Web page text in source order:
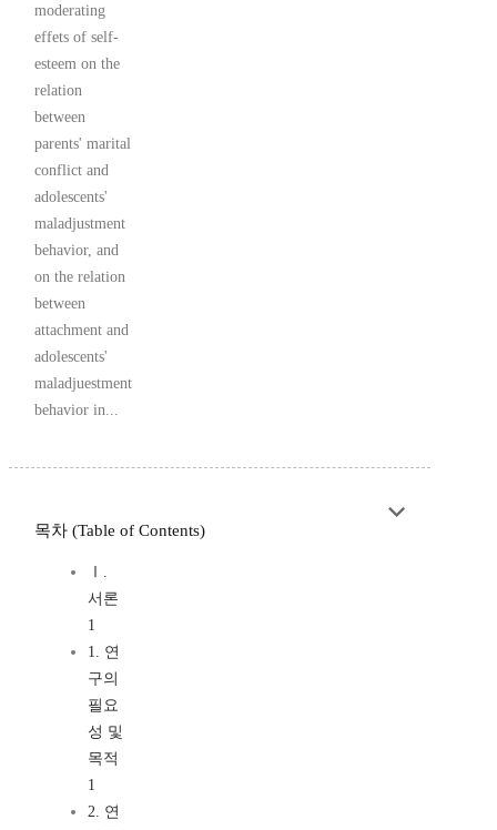
moderating
effets of self-
esteem on the
relation
between
parents' marital
conflict and
adolescents'
maladjustment
behavior, and
on the relation
between
attachment and
adolescents'
maladjuestment
behavior in...
목차 (Table of Contents)
Ⅰ.
서론
1
1. 연
구의
필요
성 및
목적
1
2. 연